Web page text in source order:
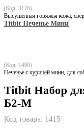
(Код: 3176)
Высушенная говяжья кожа,
Titbit Печенье Мини
(Код: 1490)
Печенье с курицей мини, для
Titbit Набор
Б2-M
Код товара: 1415